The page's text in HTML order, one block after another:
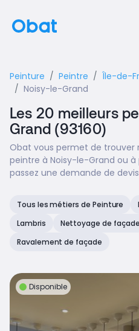
Peinture Peintre Île-de-
Noisy-le-Grand
Les 20 meilleurs
Grand (93160)
Obat vous permet de trouver
peintre à Noisy-le-Grand ou à
passez une demande de
Tous les métiers de Peinture
Lambris
Nettoyage de façade
Ravalement de façade
Disponible